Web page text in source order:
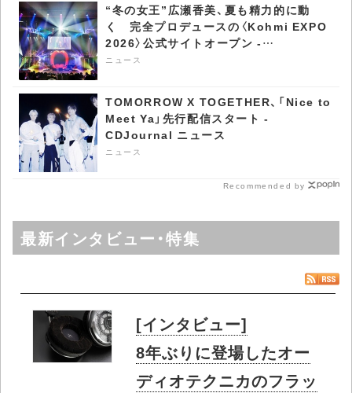
“冬の女王”広瀬香美、夏も精力的に動
く 完全プロデュースの〈Kohmi EXPO
2026〉公式サイトオープン -
CDJournal ニュース
ニュース
TOMORROW X TOGETHER、「Nice to
Meet Ya」先行配信スタート -
CDJournal ニュース
ニュース
Recommended by
最新インタビュー・特集
[インタビュー]
8年ぶりに登場したオー
ディオテクニカのフラッ